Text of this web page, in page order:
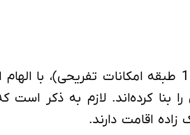
معماری هیستوریا، در 6 طبقه (4 طبقه تجاری، 1 طبقه
کرده‌اند. لازم به ذکر است
اقامت دارند.